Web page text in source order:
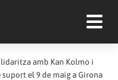
amb Kan Kolmo i
el 9 de maig a Girona